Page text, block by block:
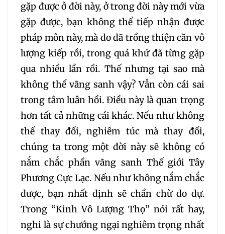
gặp được ở đời này, ở trong đời này mới vừa
gặp được, bạn không thể tiếp nhận được
pháp môn này, mà do đã trồng thiện căn vô
lượng kiếp rồi, trong quá khứ đã từng gặp
qua nhiều lần rồi. Thế nhưng tại sao mà
không thể vãng sanh vậy? Vẫn còn cái sai
trong tâm luân hồi. Điều này là quan trọng
hơn tất cả những cái khác. Nếu như không
thể thay đổi, nghiêm túc mà thay đổi,
chúng ta trong một đời này sẽ không có
nắm chắc phần vãng sanh Thế giới Tây
Phương Cực Lạc. Nếu như không nắm chắc
được, bạn nhất định sẽ chần chừ do dự.
Trong “Kinh Vô Lượng Thọ” nói rất hay,
nghi là sự chướng ngại nghiêm trọng nhất